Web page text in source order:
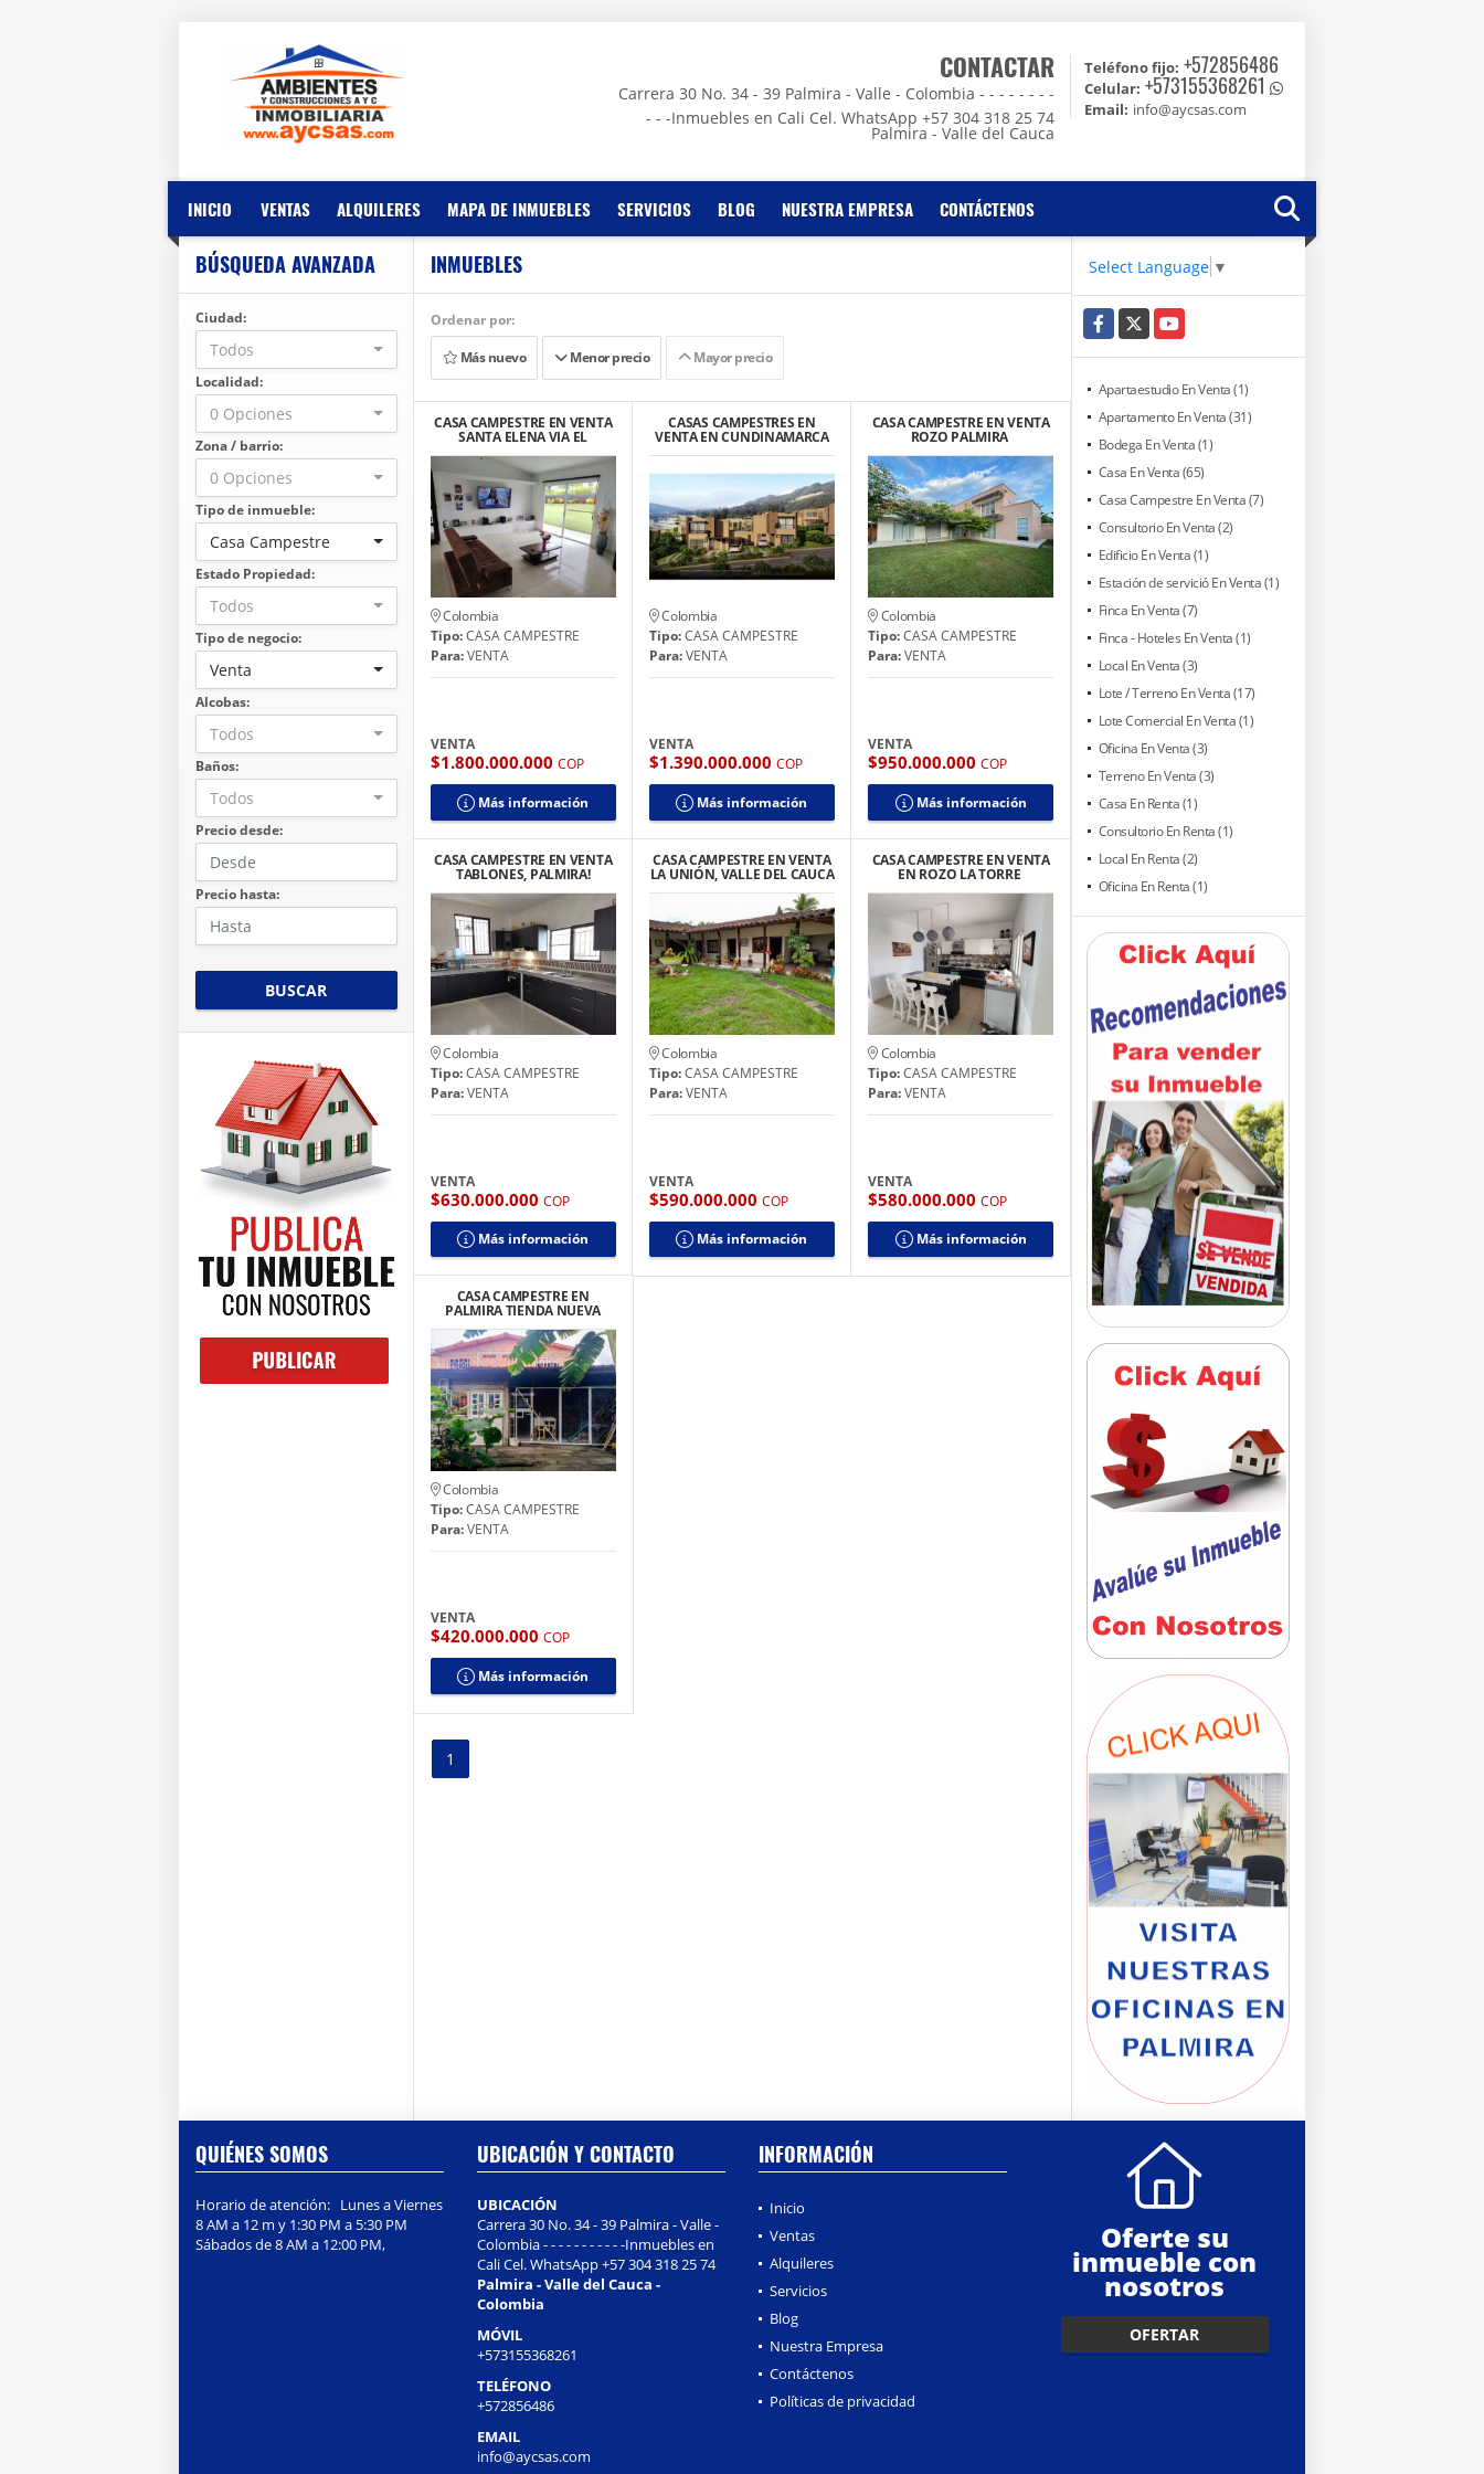
CONTACTAR
Carrera 30 No. 34 - 39 Palmira - Valle - Colombia - - - - - - - -
- - -Inmuebles en Cali Cel. WhatsApp +57 304 318 25 74
Palmira - Valle del Cauca
Teléfono fijo: +572856486
Celular: +573155368261
Email: info@aycsas.com
INICIO VENTAS ALQUILERES MAPA DE INMUEBLES SERVICIOS BLOG NUESTRA EMPRESA CONTÁCTENOS
BÚSQUEDA AVANZADA
Ciudad:
Todos
Localidad:
0 Opciones
Zona / barrio:
0 Opciones
Tipo de inmueble:
Casa Campestre
Estado Propiedad:
Todos
Tipo de negocio:
Venta
Alcobas:
Todos
Baños:
Todos
Precio desde:
Precio hasta:
BUSCAR
INMUEBLES
Ordenar por:
Más nuevo
Menor precio Mayor precio
CASA CAMPESTRE EN VENTA
SANTA ELENA VIA EL
CASTILLO CONJUNTO
Colombia
Tipo:CASA CAMPESTRE
Para:VENTA
VENTA
$1.800.000.000 COP
Más información
CASAS CAMPESTRES EN
VENTA EN CUNDINAMARCA
CAJICA BOSQUE
Colombia
Tipo:CASA CAMPESTRE
Para:VENTA
VENTA
$1.390.000.000 COP
Más información
CASA CAMPESTRE EN VENTA
ROZO PALMIRA
Colombia
Tipo:CASA CAMPESTRE
Para:VENTA
VENTA
$950.000.000COP
Más información
CASA CAMPESTRE EN VENTA
TABLONES, PALMIRA!
Colombia
Tipo:CASA CAMPESTRE
Para:VENTA
VENTA
$630.000.000 COP
Más información
CASA CAMPESTRE EN VENTA
LA UNIÓN, VALLE DEL CAUCA
Colombia
Tipo:CASA CAMPESTRE
Para:VENTA
VENTA
$590.000.000 COP
Más información
CASA CAMPESTRE EN VENTA
EN ROZO LA TORRE
Colombia
Tipo:CASA CAMPESTRE
Para:VENTA
VENTA
$580.000.000COP
Más información
CASA CAMPESTRE EN
PALMIRA TIENDA NUEVA
Colombia
Tipo:CASA CAMPESTRE
Para:VENTA
VENTA
$420.000.000 COP
Más información
1
Select Language ▼
Facebook
X YouTube
Apartaestudio En Venta (1)
Apartamento En Venta (31)
Bodega En Venta (1)
Casa En Venta (65)
Casa Campestre En Venta (7)
Consultorio En Venta (2)
Edificio En Venta (1)
Estación de servició En Venta (1)
Finca En Venta (7)
Finca - Hoteles En Venta (1)
Local En Venta (3)
Lote / Terreno En Venta (17)
Lote Comercial En Venta (1)
Oficina En Venta (3)
Terreno En Venta (3)
Casa En Renta (1)
Consultorio En Renta (1)
Local En Renta (2)
Oficina En Renta (1)
QUIÉNES SOMOS
Horario de atención: Lunes a Viernes
8 AM a 12 m y 1:30 PM a 5:30 PM
Sábados de 8 AM a 12:00 PM,
UBICACIÓN Y CONTACTO
UBICACIÓN
Carrera 30 No. 34 - 39 Palmira - Valle -
Colombia - - - - - - - - - - -Inmuebles en
Cali Cel. WhatsApp +57 304 318 25 74
Palmira - Valle del Cauca -
Colombia
MÓVIL
+573155368261
TELÉFONO
+572856486
EMAIL
info@aycsas.com
INFORMACIÓN
Inicio
Ventas
Alquileres
Servicios
Blog
Nuestra Empresa
Contáctenos
Políticas de privacidad
Oferte su
inmueble con
nosotros
OFERTAR